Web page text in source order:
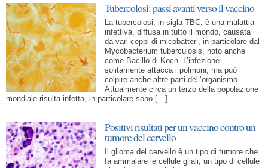
Tubercolosi: passi avanti verso il vaccino
La tubercolosi, in sigla TBC, è una malattia
infettiva, diffusa in tutto il mondo, causata
da vari ceppi di micobatteri, in particolare dal
Mycobacterium tuberculosis, noto anche
come Bacillo di Koch. L’infezione
solitamente attacca i polmoni, ma può
colpire anche altre parti dell’organismo.
Attualmente circa un terzo della popolazione
mondiale risulta infetta, in particolare sono […]
Positivi risultati per un vaccino contro un
tumore del cervello
Il glioma del cervello è un tipo di tumore che
fa ammalare le cellule gliali, un tipo di cellule